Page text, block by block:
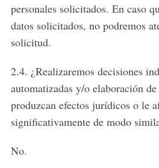
personales solicitados. En caso
datos solicitados, no podremos
solicitud.
2.4. ¿Realizaremos decisiones
automatizadas y/o elaboración
produzcan efectos jurídicos o le
significativamente de modo
No.
S
e
a